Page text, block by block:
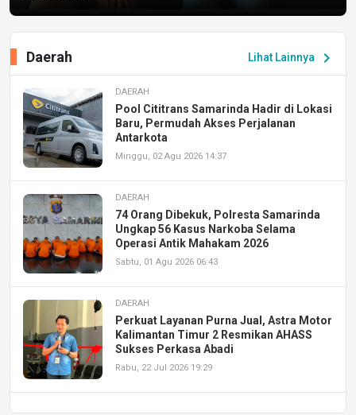
Lihat Lainnya chevron_right
Daerah
DAERAH
Pool Cititrans Samarinda Hadir di Lokasi
Baru, Permudah Akses Perjalanan
Antarkota
Minggu, 02 Agu 2026 14:37
DAERAH
74 Orang Dibekuk, Polresta Samarinda
Ungkap 56 Kasus Narkoba Selama
Operasi Antik Mahakam 2026
Sabtu, 01 Agu 2026 06:43
DAERAH
Perkuat Layanan Purna Jual, Astra Motor
Kalimantan Timur 2 Resmikan AHASS
Sukses Perkasa Abadi
Rabu, 22 Jul 2026 19:29